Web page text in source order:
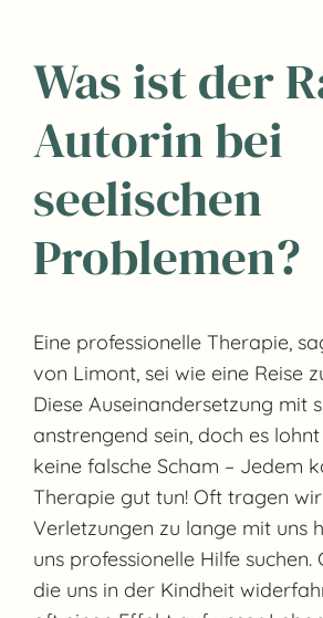
Was ist der
Autorin bei
seelischen
Problemen?
Eine professionelle Therapie,
von Limont, sei wie eine Reise
Diese Auseinandersetzung mit
anstrengend sein, doch es
keine falsche Scham – Jedem
Therapie gut tun! Oft tragen
Verletzungen zu lange mit uns
uns professionelle Hilfe suchen.
die uns in der Kindheit